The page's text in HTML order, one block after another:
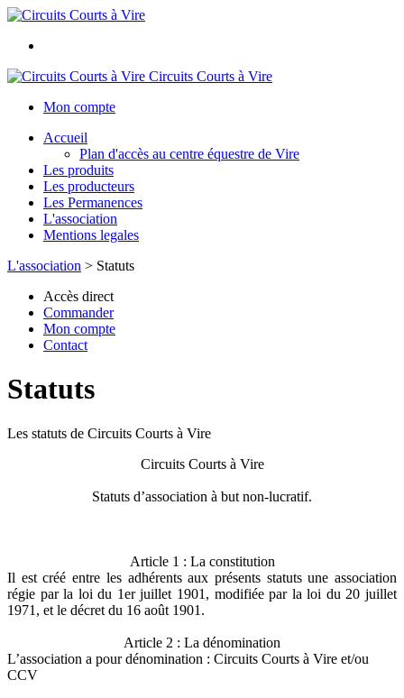
Circuits Courts à Vire
Mon compte
Accueil
Plan d'accès au centre équestre de Vire
Les produits
Les producteurs
Les Permanences
L'association
Mentions legales
L'association > Statuts
Accès direct
Commander
Mon compte
Contact
Statuts
Les statuts de Circuits Courts à Vire
Circuits Courts à Vire
Statuts d’association à but non-lucratif.
Article 1 : La constitution
Il est créé entre les adhérents aux présents statuts une association
régie par la loi du 1er juillet 1901, modifiée par la loi du 20 juillet
1971, et le décret du 16 août 1901.
Article 2 : La dénomination
L’association a pour dénomination : Circuits Courts à Vire et/ou
CCV